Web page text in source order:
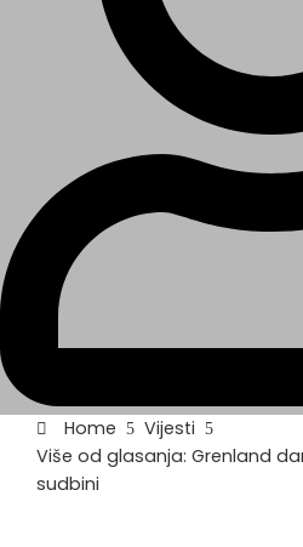
Home
Vijesti
Više od glasanja: Grenland
sudbini